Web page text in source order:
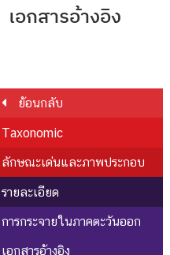
เอกสารอ้างอิง
ย้อนกลับ
Taxonomic
ลักษณะเด่นและภาพประกอบ
รายละเอียด
การกระจายในภาคตะวันออก
เอกสารอ้างอิง